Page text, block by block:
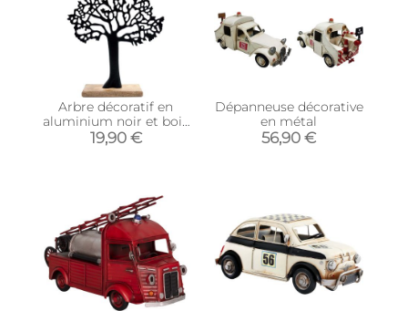
Arbre décoratif en
aluminium noir et bois
de manguier Arbre de
vie
19,90 €
Dépanneuse décorative
en métal
56,90 €